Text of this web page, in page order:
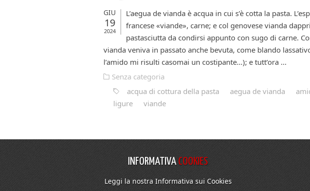
GIU
19
2024
L’aegua de vianda è acqua in cui s’è cotta la pasta.
francese «viande», carne; e col genovese vianda
pastasciutta da condirsi appunto con sugo di carne.
vianda veniva in passato anche bevuta, come blando
l’amido mi risulti casomai un costipante…); e tutt’ora ...
Senza categoria
acqua di cottura della pasta
aegua de vianda
ligure
viande
INFORMATIVA COOKIES
Leggi la nostra Informativa sui Cookies